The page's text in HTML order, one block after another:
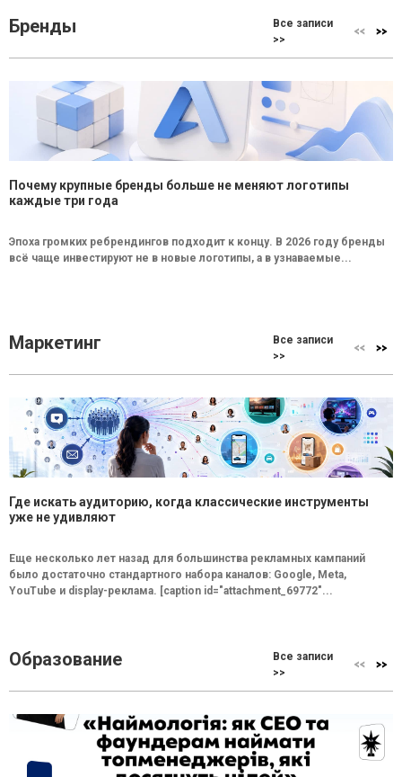
Бренды
Все записи
>>
Почему крупные бренды больше не меняют логотипы
каждые три года
Эпоха громких ребрендингов подходит к концу. В 2026 году бренды
всё чаще инвестируют не в новые логотипы, а в узнаваемые...
Маркетинг
Все записи
>>
Где искать аудиторию, когда классические инструменты
уже не удивляют
Еще несколько лет назад для большинства рекламных кампаний
было достаточно стандартного набора каналов: Google, Meta,
YouTube и display-реклама. [caption id="attachment_69772"...
Образование
Все записи
>>